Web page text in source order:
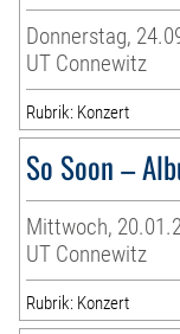
Donnerstag,
UT Connewitz
Rubrik: Konzert
So Soon –
Mittwoch,
UT Connewitz
Rubrik: Konzert